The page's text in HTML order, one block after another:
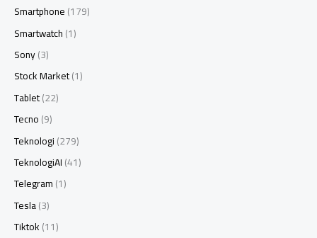
Smartphone(179)
Smartwatch(1)
Sony(3)
Stock Market(1)
Tablet(22)
Tecno(9)
Teknologi(279)
TeknologiAI(41)
Telegram(1)
Tesla(3)
Tiktok(11)